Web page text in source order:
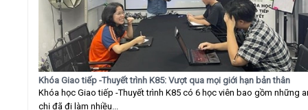
Khóa Giao tiếp -Thuyết trình K85: Vượt qua mọi giới hạn bản thân
Khóa học Giao tiếp -Thuyết trình K85 có 6 học viên bao gồm những
chị đã đi làm nhiều...